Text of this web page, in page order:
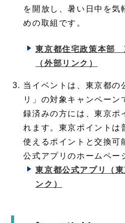
を開放し、暑い日中を気
めの取組です。
東京都住宅政策本部
（外部リンク）
当イベントは、東京都の
リ」の対象キャンペーン
録済みの方には、東京ポ
れます。東京ポイントは
使えるポイントと交換可
公式アプリのホームペー
東京都公式アプリ（東
ンク）